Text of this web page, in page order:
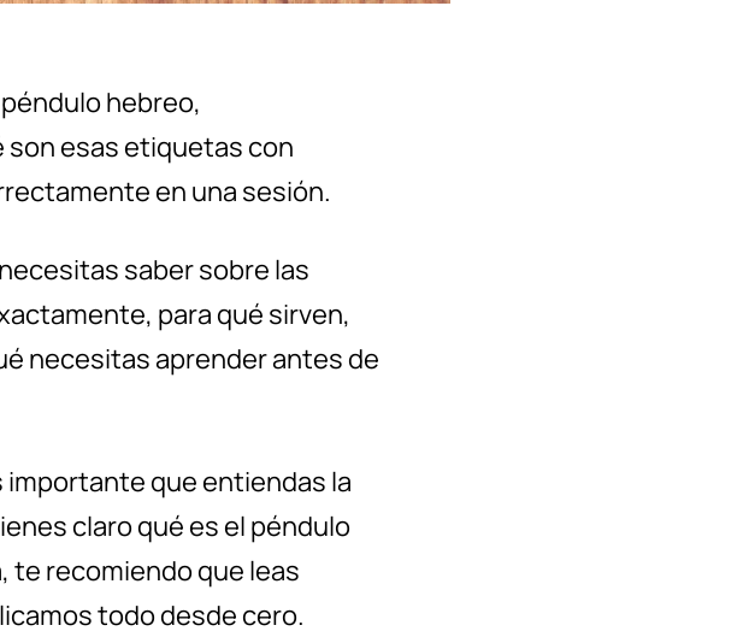
hebreo,
esas etiquetas con
en una sesión.
saber sobre las
para qué sirven,
necesitas aprender antes de
que entiendas la
claro qué es el péndulo
te recomiendo que leas
todo desde cero.